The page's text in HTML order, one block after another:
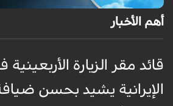
أهم الأخبار
قائد مقر الزيارة
الإيرانية يشيد بحسن